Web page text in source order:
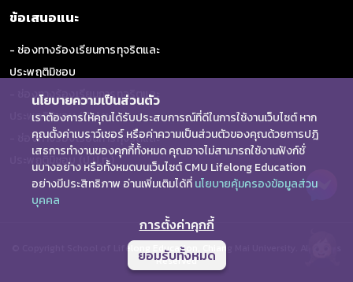
ข้อเสนอแนะ
- ช่องทางร้องเรียนการทุจริตและ
ประพฤติมิชอบ
- ช่องทางร้องเรียนการทุจริตและ
ประพฤติมิชอบ (ป.ป.ช.)
- ช่องทางร้องเรียนการทุจริตและ
ประพฤติมิชอบ (ป.ป.ท.)
© Copyright School of Lifelong Education, Chiang Mai University. All Rights
Reserved
นโยบายความเป็นส่วนตัว
เราต้องการให้คุณได้รับประสบการณ์ที่ดีในการใช้งานเว็บไซต์ หาก
คุณตั้งค่าเบราว์เซอร์ หรือค่าความเป็นส่วนตัวของคุณด้วยการปฎิ
เสธการทำงานของคุกกี้ทั้งหมด คุณอาจไม่สามารถใช้งานฟังก์ชั่
นบางอย่าง หรือทั้งหมดบนเว็บไซต์ CMU Lifelong Education
อย่างมีประสิทธิภาพ อ่านเพิ่มเติมได้ที่นโยบายคุ้มครองข้อมูลส่วน
บุคคล
การตั้งค่าคุกกี้
ยอมรับทั้งหมด